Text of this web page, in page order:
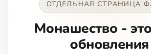
ОТДЕЛЬНАЯ СТРАНИЦА
Монашество -
обновления